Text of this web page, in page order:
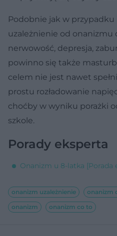
Podobnie jak w przypadku
uzależnienie od onanizmu
nerwowość, depresja,
powinno się także
celem nie jest nawet
prostu rozładowanie
choćby w wyniku porażki
szkole.
Porady eksperta
Onanizm u 8-latka [Porada
onanizm uzależnienie onanizm
onanizm
onanizm co to